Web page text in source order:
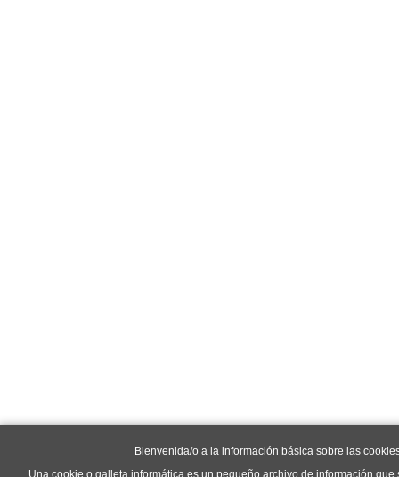
Bienvenida/o a la información básica sobre las
Una cookie o galleta informática es un pequeño archivo de información